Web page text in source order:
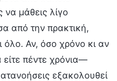
να μάθεις λίγο
από την πρακτική,
όλο. Αν, όσο χρόνο κι αν
είτε πέντε χρόνια—
εξακολουθεί